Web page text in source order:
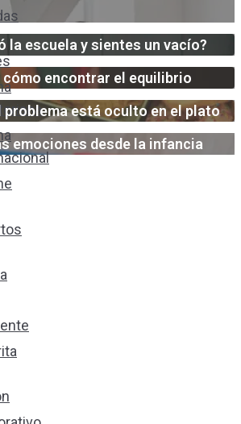
la escuela y sientes un vacío?
cómo encontrar el equilibrio
está oculto en el plato
emociones desde la infancia